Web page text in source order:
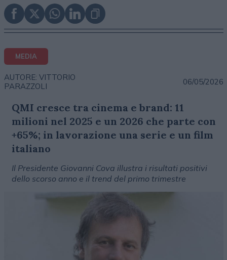
MEDIA
AUTORE: VITTORIO
PARAZZOLI
06/05/2026
QMI cresce tra cinema e brand: 11
milioni nel 2025 e un 2026 che parte con
+65%; in lavorazione una serie e un film
italiano
Il Presidente Giovanni Cova illustra i risultati positivi
dello scorso anno e il trend del primo trimestre